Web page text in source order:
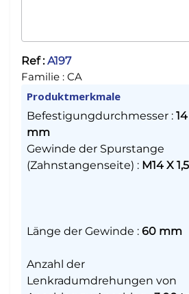
Ref :A197
Familie : CA
Produktmerkmale
Befestigungdurchmesser : 14
mm
Gewinde der Spurstange
(Zahnstangenseite) : M14 X 1,5
Länge der Gewinde : 60 mm
Anzahl der
Lenkradumdrehungen von